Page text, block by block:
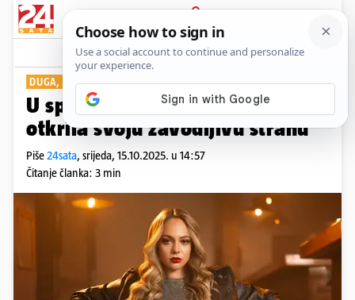
PRIJAVA
Show Komentari
DUGA, DUGA NOĆ
U spotu za novu pjesmu Natalli
otkrila svoju zavodljivu stranu
Piše24sata, srijeda, 15.10.2025. u 14:57
Čitanje članka: 3 min